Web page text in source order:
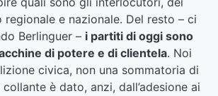
e nazionale. Del resto – ci
Berlinguer – i partiti di oggi sono
di potere e di clientela. Noi
civica, non una sommatoria di
è dato, anzi, dall’adesione ai